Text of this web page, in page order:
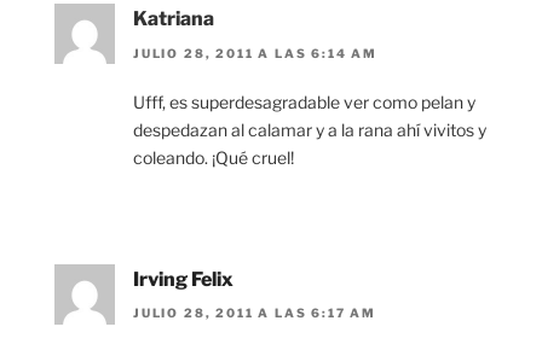
Katriana
JULIO 28, 2011 A LAS 6:14 AM
Ufff, es superdesagradable ver como pelan y
despedazan al calamar y a la rana ahí vivitos y
coleando. ¡Qué cruel!
Irving Felix
JULIO 28, 2011 A LAS 6:17 AM